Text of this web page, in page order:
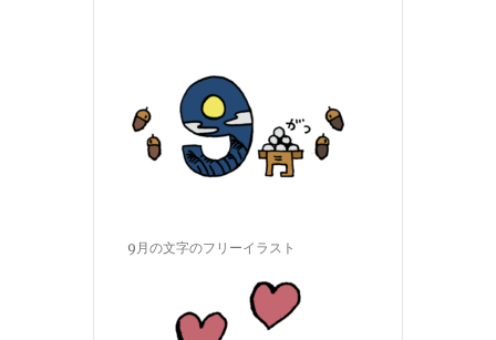
9月の文字のフリーイラスト